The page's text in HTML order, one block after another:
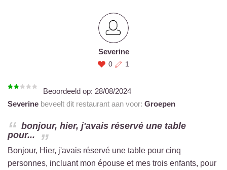
Severine
0 1
Beoordeeld op: 28/08/2024
Severine beveelt dit restaurant aan voor: Groepen
bonjour, hier, j'avais réservé une table
pour...
Bonjour, Hier, j'avais réservé une table pour cinq
personnes, incluant mon épouse et mes trois enfants, pour